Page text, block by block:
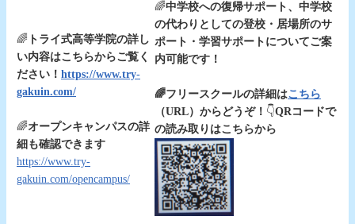
🌈 トライ式高等学院の詳し
い内容はこちらからご覧く
ださい！ https://www.try-
gakuin.com/
🌈オープンキャンパスの詳
細も確認できます
https://www.try-
gakuin.com/opencampus/
🌈中学校への復帰サポート、中学校
の代わりとしての登校・居場所のサ
ポート・学習サポートについてご案
内可能です！
🌈フリースクールの詳細はこちら
（URL）からどうぞ！ 👇QRコードで
の読み取りはこちらから